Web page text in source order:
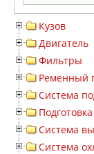
Кузов
Двигатель
Фильтры
Ременный
Система
Система
Система